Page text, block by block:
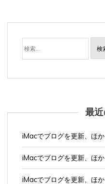
iMacでブログを更新、ほか
iMacでブログを更新、ほか